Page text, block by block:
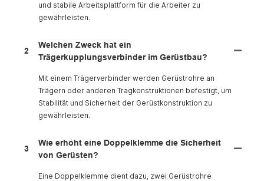
und stabile Arbeitsplattform für die Arbeiter zu
gewährleisten.
2
Welchen Zweck hat ein
Trägerkupplungsverbinder im Gerüstbau?
Mit einem Trägerverbinder werden Gerüstrohre an
Trägern oder anderen Tragkonstruktionen befestigt, um
Stabilität und Sicherheit der Gerüstkonstruktion zu
gewährleisten.
3
Wie erhöht eine Doppelklemme die Sicherheit
von Gerüsten?
Eine Doppelklemme dient dazu, zwei Gerüstrohre